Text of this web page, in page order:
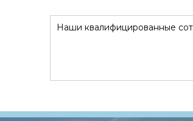
Наши квалифицированные